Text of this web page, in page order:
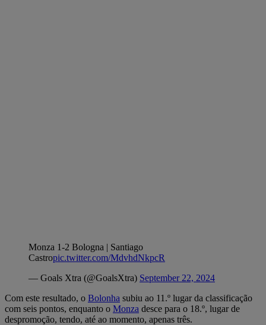
Monza 1-2 Bologna | Santiago
Castropic.twitter.com/MdvhdNkpcR
— Goals Xtra (@GoalsXtra) September 22, 2024
Com este resultado, o Bolonha subiu ao 11.º lugar da classificação
com seis pontos, enquanto o Monza desce para o 18.º, lugar de
despromoção, tendo, até ao momento, apenas três.